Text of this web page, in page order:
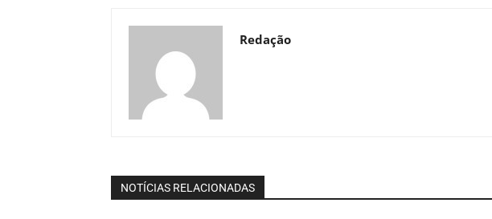
Redação
NOTÍCIAS RELACIONADAS